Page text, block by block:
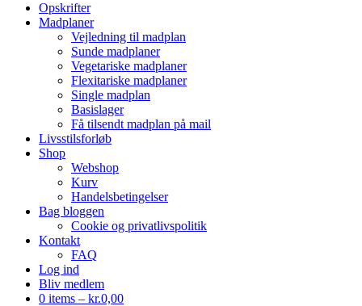
Opskrifter
Madplaner
Vejledning til madplan
Sunde madplaner
Vegetariske madplaner
Flexitariske madplaner
Single madplan
Basislager
Få tilsendt madplan på mail
Livsstilsforløb
Shop
Webshop
Kurv
Handelsbetingelser
Bag bloggen
Cookie og privatlivspolitik
Kontakt
FAQ
Log ind
Bliv medlem
0 items – kr.0,00